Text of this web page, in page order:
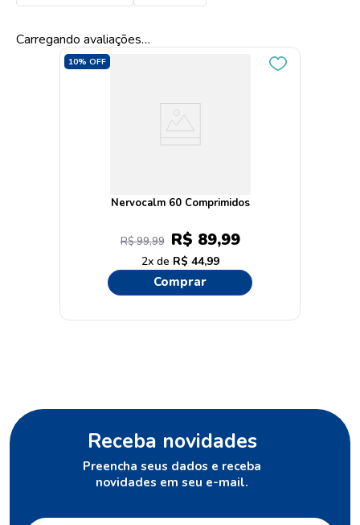
Carregando avaliações…
10% OFF
Nervocalm 60 Comprimidos
R$99,99 R$ 89,99
2 R$ 44,99
Comprar
Receba novidades
Preencha seus dados e receba
novidades em seu e-mail.